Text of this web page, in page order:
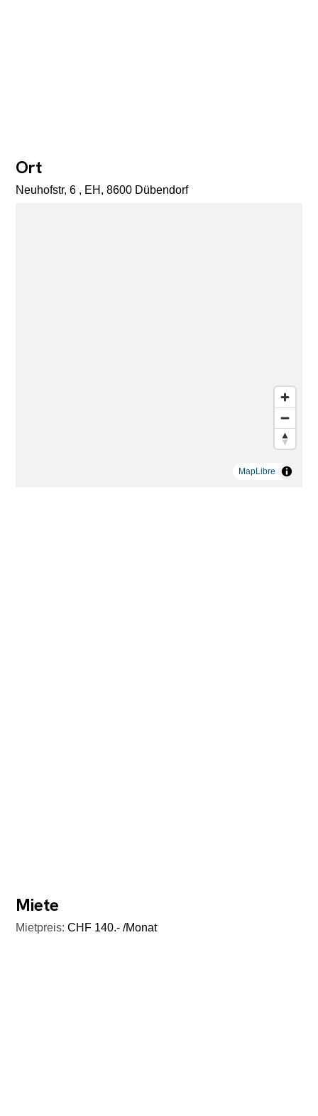
Ort
Neuhofstr, 6 , EH, 8600 Dübendorf
MapLibre
Miete
Mietpreis: CHF 140.- /Monat